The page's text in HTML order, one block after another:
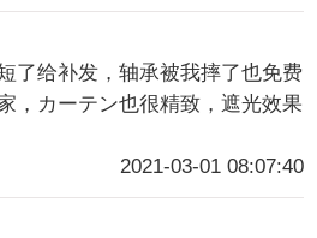
了给补发，轴承被我摔了也免费
，カーテン也很精致，遮光效果
2021-03-01 08:07:40